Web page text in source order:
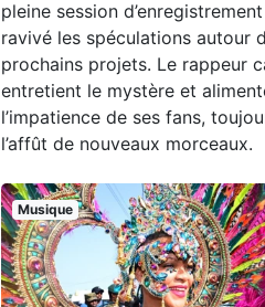
pleine session
ravivé les spéculations autour
prochains projets. Le rappeur
entretient le mystère et
l’impatience de ses fans,
l’affût de nouveaux morceaux.
Musique